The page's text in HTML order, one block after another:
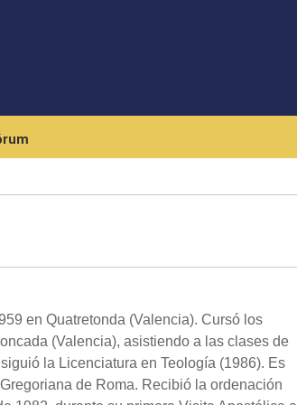
en Quatretonda (Valencia). Cursó los
(Valencia), asistiendo a las clases de
la Licenciatura en Teología (1986). Es
de Roma. Recibió la ordenación